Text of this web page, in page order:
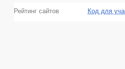
Рейтинг сайтов Код для